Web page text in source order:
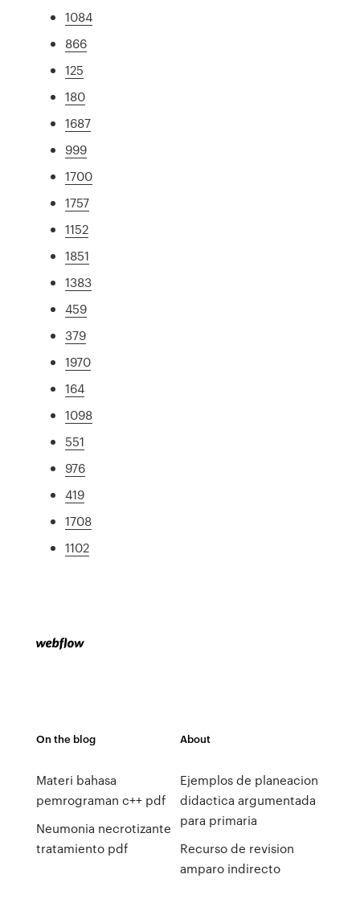
1084
866
125
180
1687
999
1700
1757
1152
1851
1383
459
379
1970
164
1098
551
976
419
1708
1102
On the blog
Materi bahasa
pemrograman c++ pdf
Neumonia necrotizante
tratamiento pdf
About
Ejemplos de planeacion
didactica argumentada
para primaria
Recurso de revision
amparo indirecto